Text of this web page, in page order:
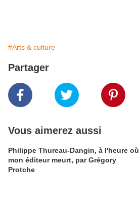
#Arts & culture
Partager
Vous aimerez aussi
Philippe Thureau-Dangin, à l'heure où
mon éditeur meurt, par Grégory
Protche